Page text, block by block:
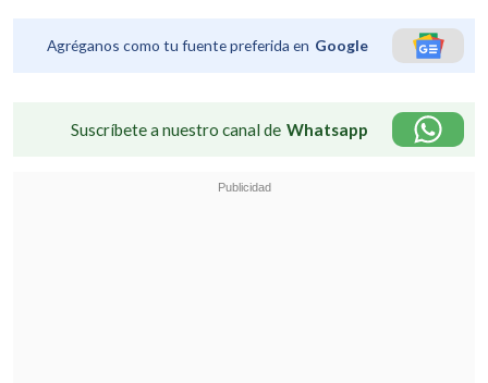
Agréganos como tu fuente preferida en Google
Suscríbete a nuestro canal de Whatsapp